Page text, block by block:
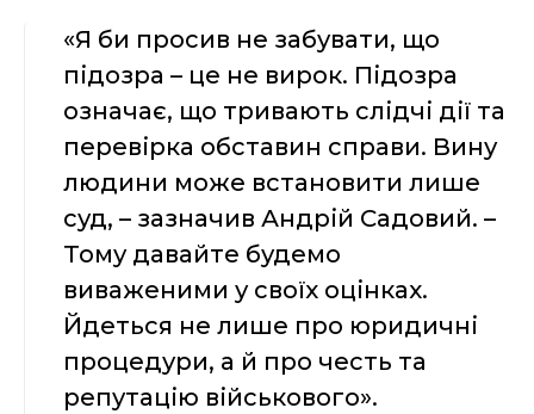
«Я би просив не забувати, що
підозра – це не вирок. Підозра
означає, що тривають слідчі дії та
перевірка обставин справи. Вину
людини може встановити лише
суд, – зазначив Андрій Садовий. –
Тому давайте будемо
виваженими у своїх оцінках.
Йдеться не лише про юридичні
процедури, а й про честь та
репутацію військового».